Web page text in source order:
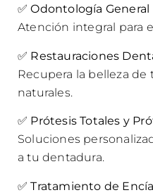
✅Odontología General
Atención integral para
✅ Restauraciones
Recupera la belleza
naturales.
✅ Prótesis Totales y
Soluciones
a tu dentadura.
✅Tratamiento de